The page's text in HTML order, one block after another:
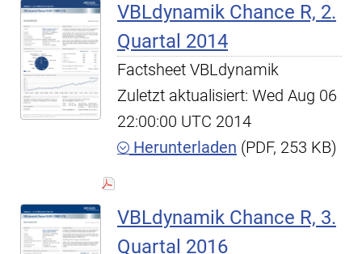
VBLdynamik Chance R, 2.
Quartal 2014
Factsheet VBLdynamik
Zuletzt aktualisiert: Wed Aug 06
22:00:00 UTC 2014
Herunterladen (PDF, 253 KB)
VBLdynamik Chance R, 3.
Quartal 2016